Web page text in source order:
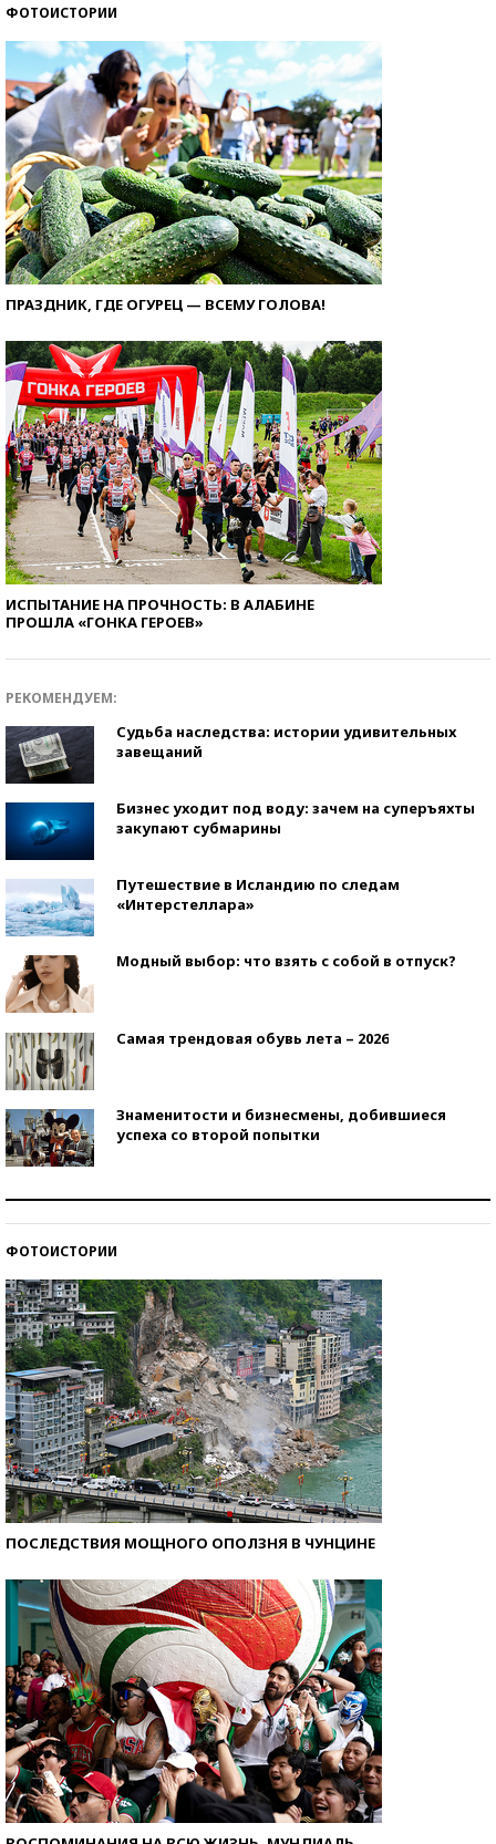
ФОТОИСТОРИИ
ПРАЗДНИК, ГДЕ ОГУРЕЦ — ВСЕМУ ГОЛОВА!
ИСПЫТАНИЕ НА ПРОЧНОСТЬ: В АЛАБИНЕ
ПРОШЛА «ГОНКА ГЕРОЕВ»
РЕКОМЕНДУЕМ:
Судьба наследства: истории удивительных
завещаний
Бизнес уходит под воду: зачем на суперъяхты
закупают субмарины
Путешествие в Исландию по следам
«Интерстеллара»
Модный выбор: что взять с собой в отпуск?
Самая трендовая обувь лета – 2026
Знаменитости и бизнесмены, добившиеся
успеха со второй попытки
ФОТОИСТОРИИ
ПОСЛЕДСТВИЯ МОЩНОГО ОПОЛЗНЯ В ЧУНЦИНЕ